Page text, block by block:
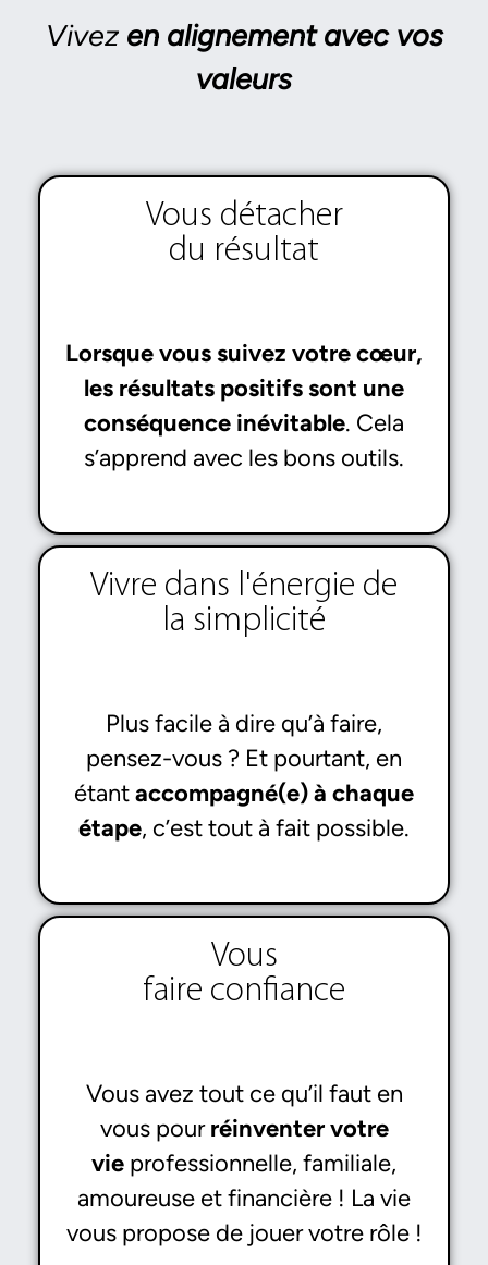
Vivez en alignement avec vos
valeurs
Vous détacher
du résultat
Lorsque vous suivez votre cœur,
les résultats positifs sont une
conséquence inévitable. Cela
s’apprend avec les bons outils.
Vivre dans l'énergie de
la simplicité
Plus facile à dire qu’à faire,
pensez-vous ? Et pourtant, en
étantaccompagné(e) à chaque
étape, c’est tout à fait possible.
Vous
faire confiance
Vous avez tout ce qu’il faut en
vous pourréinventer votre
vie professionnelle, familiale,
amoureuse et financière ! La vie
vous propose de jouer votre rôle !